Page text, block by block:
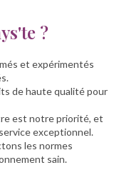
?
et expérimentés
de haute qualité pour
est notre priorité, et
exceptionnel.
les normes
sain.